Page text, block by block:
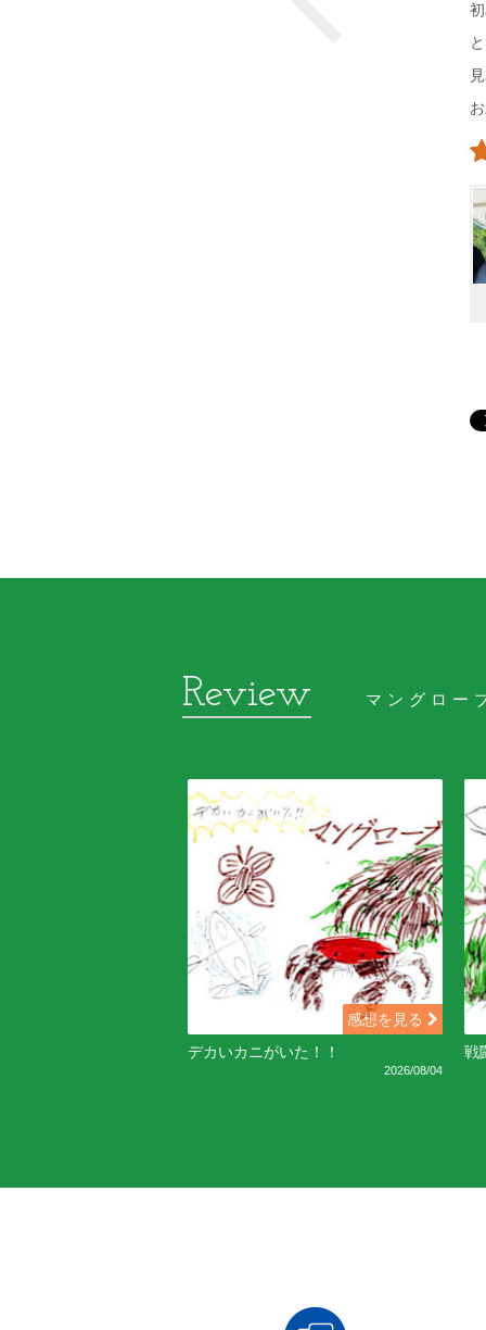
マングロー
感想を見る
デカいカニがいた！！
2026/08/04
戦